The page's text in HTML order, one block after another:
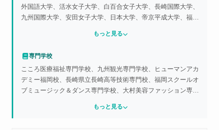
外国語大学、活水女子大学、白百合女子大学、長崎国際大学、
九州国際大学、安田女子大学、日本大学、帝京平成大学、福岡
名古屋学院大学、九州産業大学、鹿児島国際大学、久留米大
中京学院大学短期大学部、長崎短期大学、長崎女子短期大学、
香蘭女子短期大学、大阪音楽大学短期大学部
もっと見る
専門学校
こころ医療福祉専門学校、九州観光専門学校、ヒューマンアカ
デミー福岡校、長崎県立長崎高等技術専門校、福岡スクールオ
ブミュージック＆ダンス専門学校、大村美容ファッション専門
校、メトロITビジネスカレッジ、福岡医健スポーツ専門学校、
もっと見る